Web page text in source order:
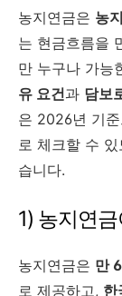
농지연금은 농
는 현금흐름을
만 누구나 가능
유 요건과 담보
은 2026년 기
로 체크할 수
습니다.
1) 농지연
농지연금은 만
로 제공하고, 한